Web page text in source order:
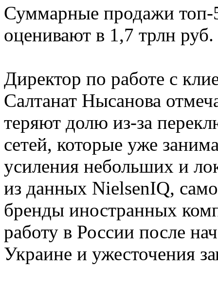
Суммарные продажи топ-
оценивают в 1,7 трлн руб.
Директор по работе с
Салтанат Нысанова
теряют долю из-за
сетей, которые уже
усиления небольших и
из данных NielsenIQ,
бренды иностранных
работу в России после
Украине и ужесточения